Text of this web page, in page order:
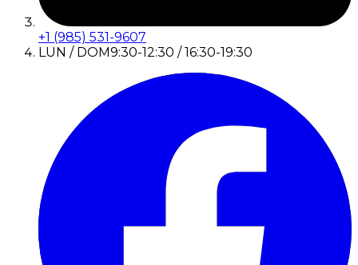
+1 (985) 531-9607
LUN / DOM9:30-12:30 / 16:30-19:30